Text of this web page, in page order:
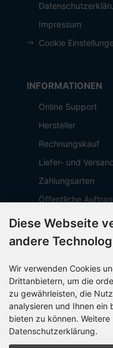
Impressum
Cookie
INFORMATIONEN
Online Support
Hersteller
Rechnungskauf
Liefer- und
Zahlungsarten
Öffentliche
Geschäftskunden
Über OCTO IT
Sitemap
PARTNER
Diese Webseite
andere
Wir verwenden Cookies
Drittanbietern, um die
zu gewährleisten, die
analysieren und Ihnen ein
bieten zu können.
Datenschutzerklärung.